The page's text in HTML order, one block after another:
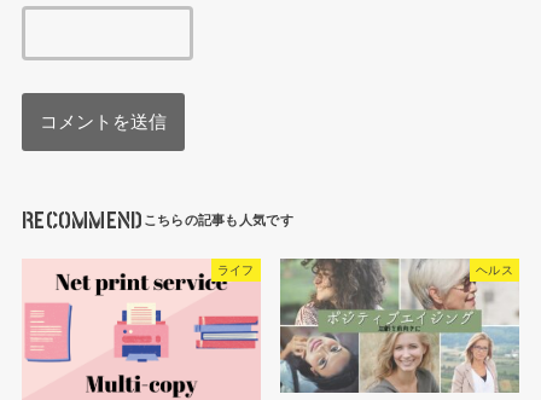
RECOMMEND
ライフ ヘルス